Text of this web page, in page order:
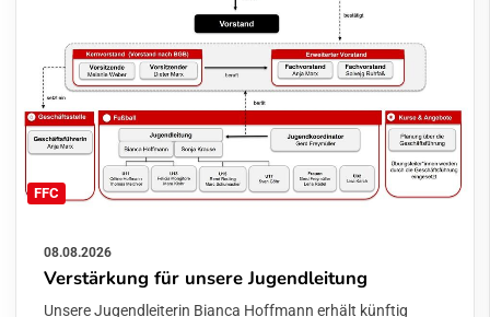
FFC
08.08.2026
Verstärkung für unsere Jugendleitung
Unsere Jugendleiterin Bianca Hoffmann erhält künftig